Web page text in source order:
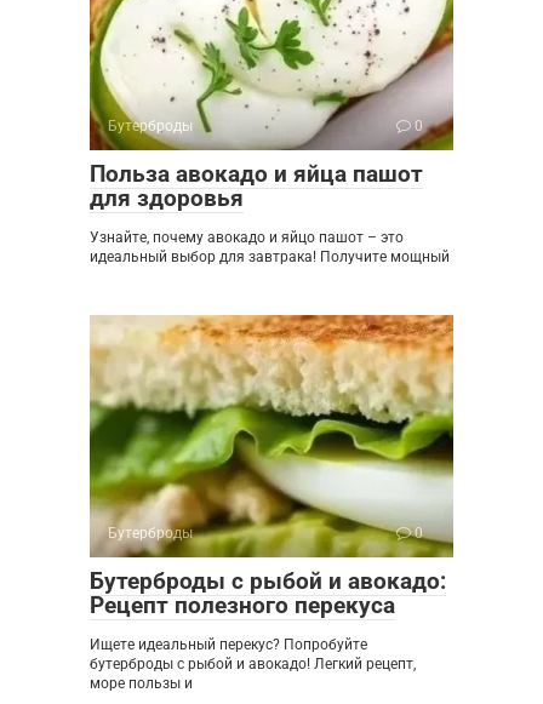
Бутерброды 0
Польза авокадо и яйца пашот
для здоровья
Узнайте, почему авокадо и яйцо пашот – это
идеальный выбор для завтрака! Получите мощный
Бутерброды 0
Бутерброды с рыбой и авокадо:
Рецепт полезного перекуса
Ищете идеальный перекус? Попробуйте
бутерброды с рыбой и авокадо! Легкий рецепт,
море пользы и